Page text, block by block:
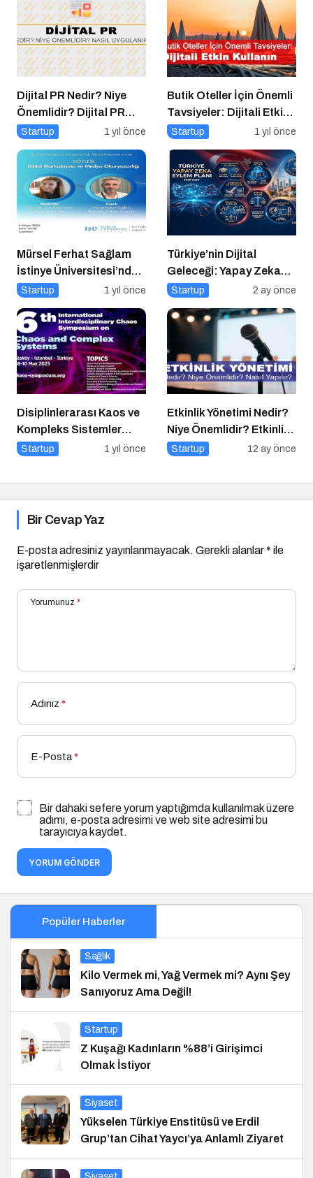
Dijital PR Nedir? Niye
Önemlidir? Dijital PR
Nasıl Uygulanır?
Startup 1 yıl önce
Butik Oteller İçin Önemli
Tavsiyeler: Dijitali Etkin
Kullanın
Startup 1 yıl önce
Mürsel Ferhat Sağlam
İstinye Üniversitesi’nde
Dijital Medya
Kapsamında
Konuşacak!
Startup 1 yıl önce
Türkiye’nin Dijital
Geleceği: Yapay Zeka
Çağında “BİLGE”
Startup 2 ay önce
Disiplinlerarası Kaos ve
Kompleks Sistemler
Sempozyumu İçin Geri
Startup 1 yıl önce
Etkinlik Yönetimi Nedir?
Niye Önemlidir? Etkinlik
Yönetimi Nasıl Yapılır?
Startup 12 ay önce
Bir Cevap Yaz
E-posta adresiniz yayınlanmayacak. Gerekli alanlar* ile
işaretlenmişlerdir
Yorumunuz *
Adınız *
E-Posta*
Bir dahaki sefere yorum yaptığımda kullanılmak üzere
adımı, e-posta adresimi ve web site adresimi bu
tarayıcıya kaydet.
YORUM GÖNDER
Popüler Haberler
Sağlık
Kilo Vermek mi, Yağ Vermek mi? Aynı Şey
Sanıyoruz Ama Değil!
Startup
Z Kuşağı Kadınların %88’i Girişimci
Olmak İstiyor
Siyaset
Yükselen Türkiye Enstitüsü ve Erdil
Grup’tan Cihat Yaycı’ya Anlamlı Ziyaret